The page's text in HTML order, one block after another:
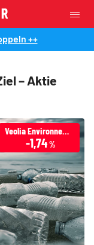
++
– Aktie
Veolia Environnement
-1,74 %